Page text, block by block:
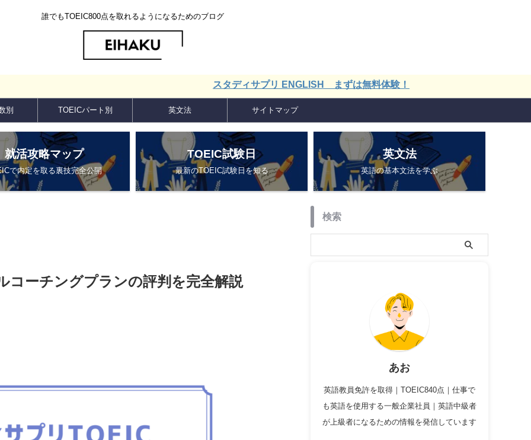
誰でもTOEIC800点を取れるようになるためのブログ
スタディサプリ ENGLISH まずは無料体験！
別 TOEICパート別 英文法 サイトマップ
就活攻略マップ
で内定を取る裏技完全公開
TOEIC試験日
最新のTOEIC試験日を知る
英文法
英語の基本文法を学ぶ
コーチングプランの評判を完全解説
検索
あお
英語教員免許を取得｜TOEIC840点｜仕事で
も英語を使用する一般企業社員｜英語中級者
が上級者になるための情報を発信しています